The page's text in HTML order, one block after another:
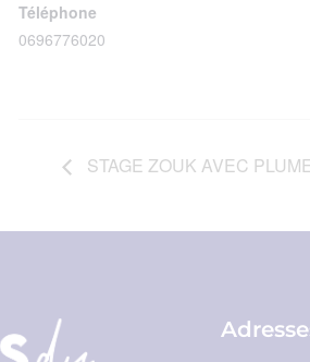
Téléphone
0696776020
STAGE ZOUK AVEC